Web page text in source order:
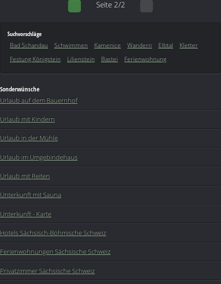
Seite 2/2
Suchvorschläge
Bad Schandau
Schwimmen Kamenice Wandern Elbtal
Kletter
Festung Königstein
Lilienstein Bastei Ferienwohnung
Sonderwünsche
Urlaub auf dem Bauernhof
Urlaub mit Kindern
Urlaub in der Mühle
Urlaub im Umgebindehaus
Urlaub mit Reiten
Unterkunft mit Sauna
Unterkunft - Karte
Hotels Sächsisch-Böhmische Schweiz
Ferienwohnungen Sächsische Schweiz
Privatzimmer Sächsische Schweiz